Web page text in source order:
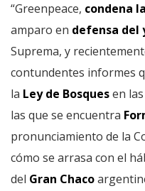
“Greenpeace, condena
amparo en defensa del
Suprema, y
contundentes informes
la Ley de Bosquesen
las que se encuentra
pronunciamiento de la
cómo se arrasa con el
del Gran Chaco